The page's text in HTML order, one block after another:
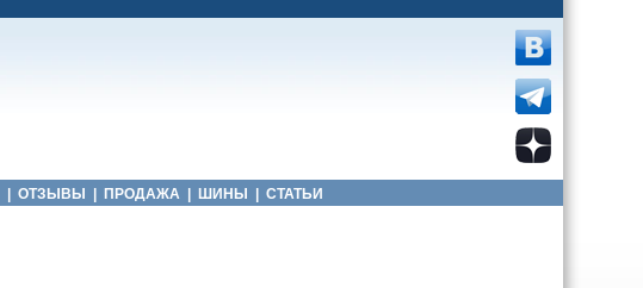
ОТЗЫВЫ ПРОДАЖА ШИНЫ СТАТЬИ